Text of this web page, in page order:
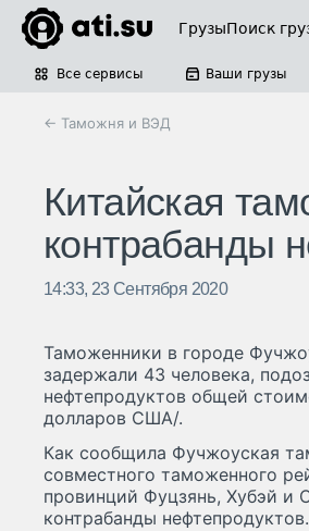
ГрузыПоиск
Все сервисы Ваши грузы
← Таможня и ВЭД
Китайская
контрабанды
14:33, 23 Сентября 2020
Таможенники в городе
задержали 43 человека,
нефтепродуктов общей
долларов США/.
Как сообщила Фучжоуская
совместного таможенного
провинций Фуцзянь, Хубэй и
контрабанды нефтепродуктов.